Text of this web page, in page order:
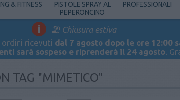
& FITNESS
PISTOLE SPRAY AL
PEPERONCINO
PROFESSIONALI
i
🏖️ Chiusura estiva
ordini ricevuti dal 7 agosto dopo le ore 12:00
sarà sospeso e riprenderà il 24 agosto.
TAG "MIMETICO"